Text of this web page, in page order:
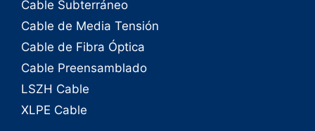
Cable Subterráneo
Cable de Media Tensión
Cable de Fibra Óptica
Cable Preensamblado
LSZH Cable
XLPE Cable